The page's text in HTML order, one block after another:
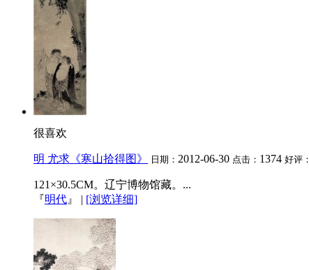
很喜欢
明 尤求《寒山拾得图》 日期： 2012-06-30 点击： 1374 好评：
121×30.5CM。辽宁博物馆藏。...
『明代 』 | [浏览详细]